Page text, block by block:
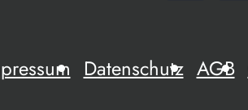
Datenschutz AGB